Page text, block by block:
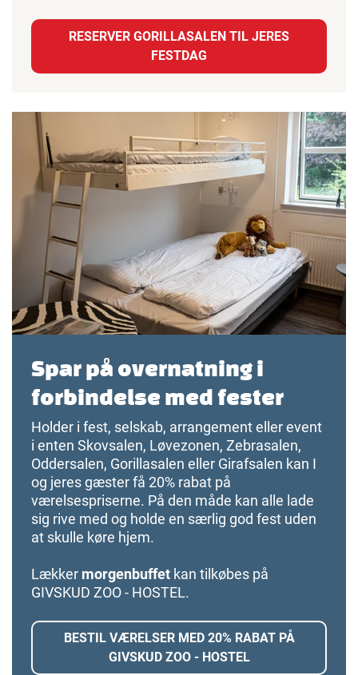
RESERVER GORILLASALEN TIL JERES
FESTDAG
Spar på overnatning i
forbindelse med fester
Holder i fest, selskab, arrangement eller event
i enten Skovsalen, Løvezonen, Zebrasalen,
Oddersalen, Gorillasalen eller Girafsalen kan I
og jeres gæster få 20% rabat på
værelsespriserne. På den måde kan alle lade
sig rive med og holde en særlig god fest uden
at skulle køre hjem.
Lækker morgenbuffet kan tilkøbes på
GIVSKUD ZOO - HOSTEL.
BESTIL VÆRELSER MED 20% RABAT PÅ
GIVSKUD ZOO - HOSTEL